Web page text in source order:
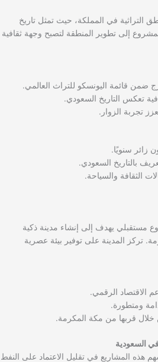
التراثية في المملكة، حيث تمثل تاريخ
إلى تطوير المنطقة لتصبح وجهة ثقافية
ضمن قائمة اليونسكو للتراث العالمي.
تعكس التاريخ السعودي.
تجربة الزوار.
بالتاريخ السعودي.
والسياحة.
مستقبلي يهدف إلى إنشاء مدينة ذكية
تركز المدينة على توفير بيئة عصرية
الاقتصاد الرقمي.
ومتطورة.
خلال قربها من مكة المكرمة.
في السعودية
هذه المشاريع في تقليل الاعتماد على النفط